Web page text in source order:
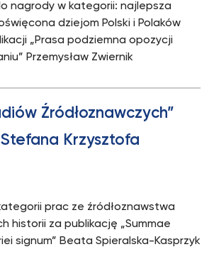
nagrody w kategorii: najlepsza
dziejom Polski i Polaków
„Prasa podziemna opozycji
Przemysław Zwiernik
Źródłoznawczych”
Krzysztofa
prac ze źródłoznawstwa
historii za publikację „Summae
signum” Beata Spieralska-Kasprzyk